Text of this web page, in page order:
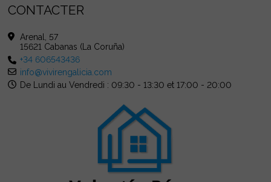
CONTACTER
Arenal, 57
15621 Cabanas (La Coruña)
+34 606543436
info@vivirengalicia.com
De Lundi au Vendredi : 09:30 - 13:30 et 17:00 - 20:00